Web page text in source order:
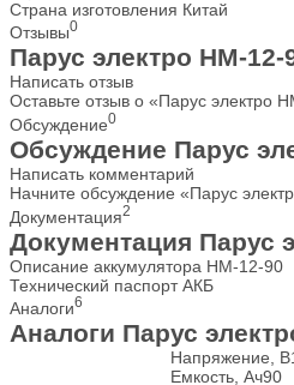
Страна изготовления Китай
Отзывы0
Парус электро HM-
Написать отзыв
Оставьте отзыв о «Парус электро
Обсуждение0
Обсуждение Парус
Написать комментарий
Начните обсуждение «Парус
Документация2
Документация Парус
Описание аккумулятора HM-12-90
Технический паспорт АКБ
Аналоги6
Аналоги Парус
Напряжение, В
Емкость, Ач90